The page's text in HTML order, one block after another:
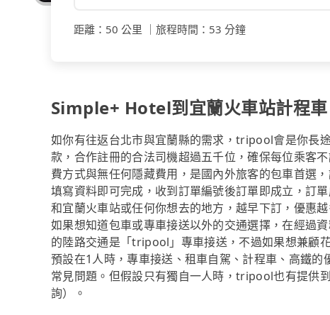
距離 ： 50 公里 旅程時間 ： 53 分鐘
Simple+ Hotel到宜蘭火車站計程車
如你有往返台北市與宜蘭縣的需求，tripool會是你長
款，合作註冊的合法司機超過五千位，確保每位乘客
費方式與無任何隱藏費用，是國內外旅客的包車首選
填寫資料即可完成，收到訂單編號後訂單即成立，訂
和宜蘭火車站或任何你想去的地方，越早下訂，優惠越
如果想知道包車或專車接送以外的交通選擇，在經過
的陸路交通是「tripool」專車接送，不過如果想兼顧
預設在1人時，專車接送、租車自駕、計程車、高鐵
常見問題。但假設只有獨自一人時，tripool也有提供
詢）。